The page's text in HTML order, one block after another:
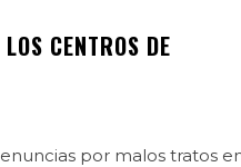
CENTROS DE
por malos tratos